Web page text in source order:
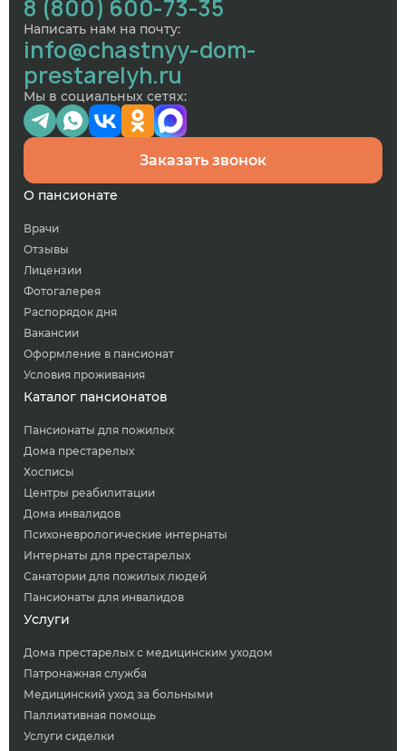
8 (800) 600-73-35
Написать нам на почту:
info@chastnyy-dom-
prestarelyh.ru
Мы в социальных сетях:
Заказать звонок
О пансионате
Врачи
Отзывы
Лицензии
Фотогалерея
Распорядок дня
Вакансии
Оформление в пансионат
Условия проживания
Каталог пансионатов
Пансионаты для пожилых
Дома престарелых
Хосписы
Центры реабилитации
Дома инвалидов
Психоневрологические интернаты
Интернаты для престарелых
Санатории для пожилых людей
Пансионаты для инвалидов
Услуги
Дома престарелых с медицинским уходом
Патронажная служба
Медицинский уход за больными
Паллиативная помощь
Услуги сиделки